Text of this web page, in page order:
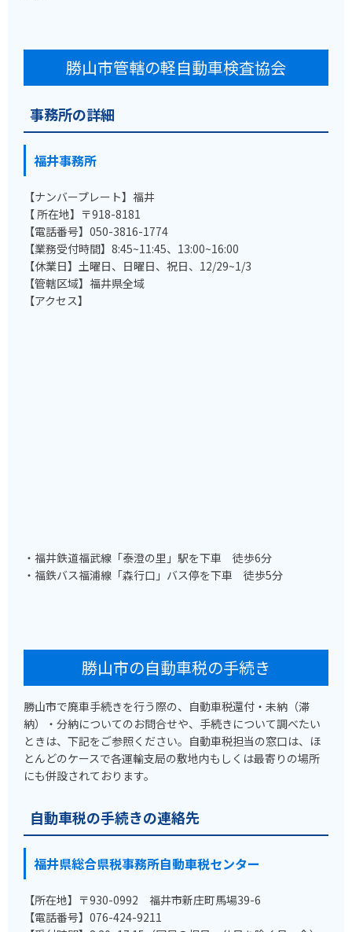
勝山市管轄の軽自動車検査協会
事務所の詳細
福井事務所
【ナンバープレート】福井
【 所在地】〒918-8181
【電話番号】050-3816-1774
【業務受付時間】8:45~11:45、13:00~16:00
【休業日】土曜日、日曜日、祝日、12/29~1/3
【管轄区域】福井県全域
【アクセス】
・福井鉄道福武線「泰澄の里」駅を下車 徒歩6分
・福鉄バス福浦線「森行口」バス停を下車 徒歩5分
勝山市の自動車税の手続き
勝山市で廃車手続きを行う際の、自動車税還付・未納（滞
納）・分納についてのお問合せや、手続きについて調べたい
ときは、下記をご参照ください。自動車税担当の窓口は、ほ
とんどのケースで各運輸支局の敷地内もしくは最寄りの場所
にも併設されております。
自動車税の手続きの連絡先
福井県総合県税事務所自動車税センター
【所在地】〒930-0992 福井市新庄町馬場39-6
【電話番号】076-424-9211